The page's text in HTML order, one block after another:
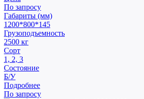
По запросу
Габариты (мм)
1200*800*145
Грузоподъемность
2500 кг
Сорт
1, 2, 3
Состояние
Б/У
Подробнее
По запросу